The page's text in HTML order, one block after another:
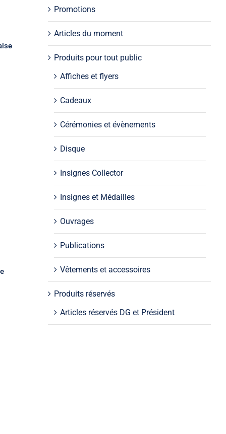
Promotions
Articles du moment
Produits pour tout public
Affiches et flyers
Cadeaux
Cérémonies et évènements
Disque
Insignes Collector
Insignes et Médailles
Ouvrages
Publications
Vêtements et accessoires
Produits réservés
Articles réservés DG et Président